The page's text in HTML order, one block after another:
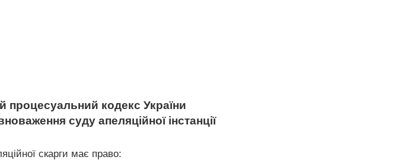
процесуальний кодекс України
суду апеляційної інстанції
скарги має право: